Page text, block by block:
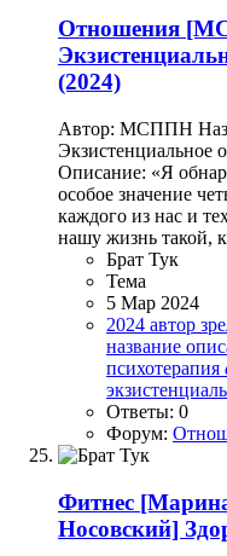
Отношения
(2024)
Автор: МСППН
Экзистенциальное
Описание: «Я
особое значение
каждого из нас и
нашу жизнь такой,
Брат Тук
Тема
5 Мар 2024
2024 автор
название
психотерапия
Ответы: 0
Форум:
Фитнес
Носовский]